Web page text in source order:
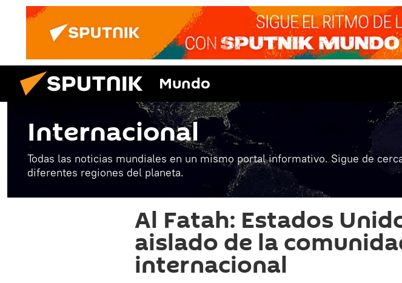
Mundo
Internacional
Todas las noticias mundiales en un mismo portal informativo. Sigue de
diferentes regiones del planeta.
Al Fatah: Estados
aislado de la
internacional